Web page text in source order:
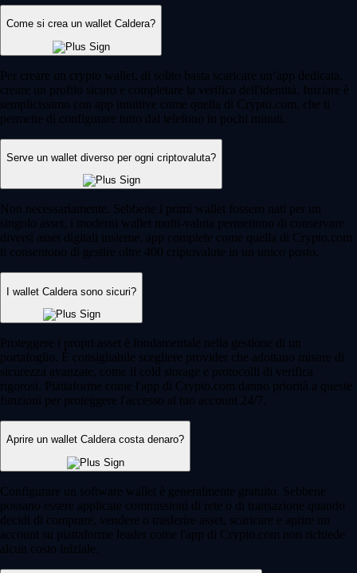
Come si crea un wallet Caldera?
Per creare un crypto wallet, di solito basta scaricare un’app dedicata,
creare un profilo sicuro e completare la verifica dell'identità. Iniziare è
semplicissimo con app intuitive come quella di Crypto.com, che ti
permette di configurare tutto dal telefono in pochi minuti.
Serve un wallet diverso per ogni criptovaluta?
Non necessariamente. Sebbene i primi wallet fossero nati per un
singolo asset, i moderni wallet multi-valuta permettono di conservare
diversi asset digitali insieme. app complete come quella di Crypto.com
ti consentono di gestire oltre 400 criptovalute in un unico posto.
I wallet Caldera sono sicuri?
Proteggere i propri asset è fondamentale nella gestione di un
portafoglio. È consigliabile scegliere provider che adottano misure di
sicurezza avanzate, come il cold storage e protocolli di verifica
rigorosi. Piattaforme come l'app di Crypto.com danno priorità a queste
funzioni per proteggere l'accesso al tuo account 24/7.
Aprire un wallet Caldera costa denaro?
Configurare un software wallet è generalmente gratuito. Sebbene
possano essere applicate commissioni di rete o di transazione quando
decidi di comprare, vendere o trasferire asset, scaricare e aprire un
account su piattaforme leader come l'app di Crypto.com non richiede
alcun costo iniziale.